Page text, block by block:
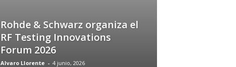
Rohde & Schwarz organiza el
RF Testing Innovations
Forum 2026
Alvaro Llorente - 4 junio, 2026